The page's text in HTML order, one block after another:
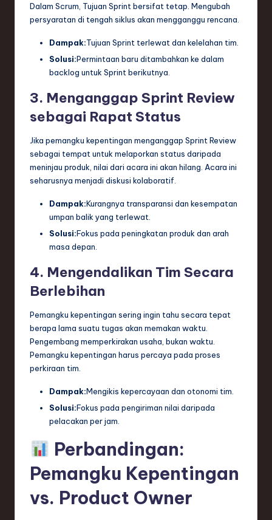
Dalam Scrum, Tujuan Sprint bersifat tetap. Mengubah
persyaratan di tengah siklus akan mengganggu rencana.
Dampak:Tujuan Sprint terlewat dan kelelahan tim.
Solusi:Permintaan baru ditambahkan ke dalam
backlog untuk Sprint berikutnya.
3. Menganggap Sprint Review
sebagai Rapat Status
Jika pemangku kepentingan menganggap Sprint Review
sebagai tempat untuk melaporkan status daripada
meninjau produk, nilai dari acara ini akan hilang. Acara ini
seharusnya menjadi diskusi kolaboratif.
Dampak:Kurangnya transparansi dan kesempatan
umpan balik yang terlewat.
Solusi:Fokus pada peningkatan produk dan arah
masa depan.
4. Mengendalikan Tim Secara
Berlebihan
Pemangku kepentingan sering ingin tahu secara tepat
berapa lama suatu tugas akan memakan waktu.
Pengembang memperkirakan usaha, bukan waktu.
Pemangku kepentingan harus percaya pada proses
perkiraan tim.
Dampak:Mengikis kepercayaan dan otonomi tim.
Solusi:Fokus pada pengiriman nilai daripada
pelacakan per jam.
Perbandingan:
Pemangku Kepentingan
vs. Product Owner